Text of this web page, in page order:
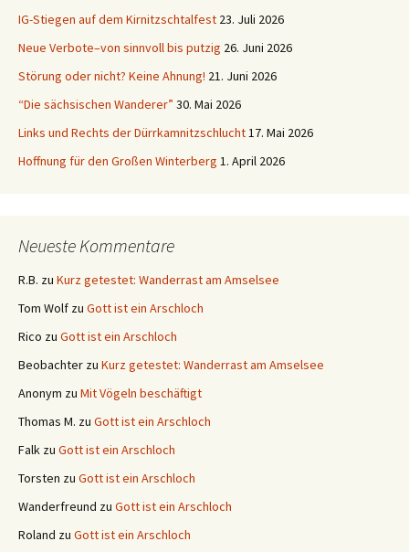
IG-Stiegen auf dem Kirnitzschtalfest 23. Juli 2026
Neue Verbote–von sinnvoll bis putzig 26. Juni 2026
Störung oder nicht? Keine Ahnung! 21. Juni 2026
“Die sächsischen Wanderer” 30. Mai 2026
Links und Rechts der Dürrkamnitzschlucht17. Mai 2026
Hoffnung für den Großen Winterberg 1. April 2026
Neueste Kommentare
R.B. zu Kurz getestet: Wanderrast am Amselsee
Tom Wolf zu Gott ist ein Arschloch
Rico zu Gott ist ein Arschloch
Beobachter zu Kurz getestet: Wanderrast am Amselsee
Anonym zu Mit Vögeln beschäftigt
Thomas M. zu Gott ist ein Arschloch
Falk zu Gott ist ein Arschloch
Torsten zu Gott ist ein Arschloch
Wanderfreund zu Gott ist ein Arschloch
Roland zu Gott ist ein Arschloch